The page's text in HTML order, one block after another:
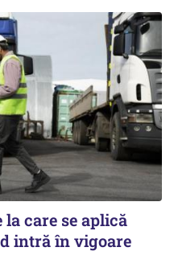
care se aplică
intră în vigoare